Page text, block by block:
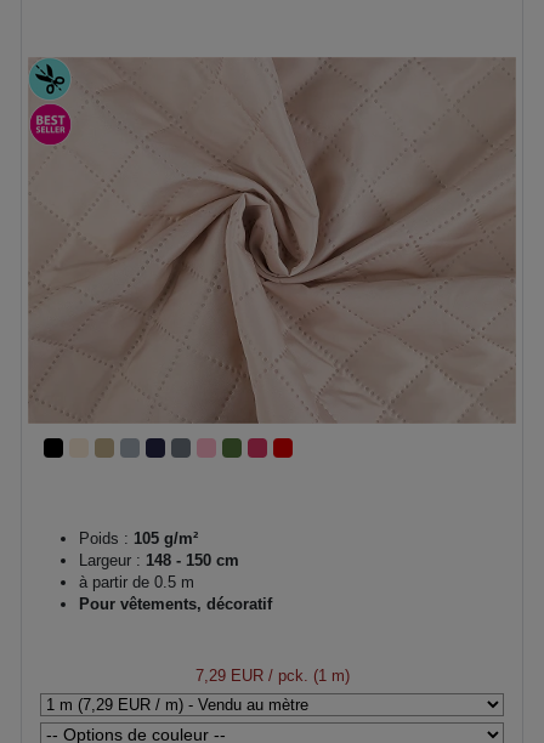
Poids : 105 g/m²
Largeur : 148 - 150 cm
à partir de 0.5 m
Pour vêtements, décoratif
7,29 EUR/ pck. (1 m)